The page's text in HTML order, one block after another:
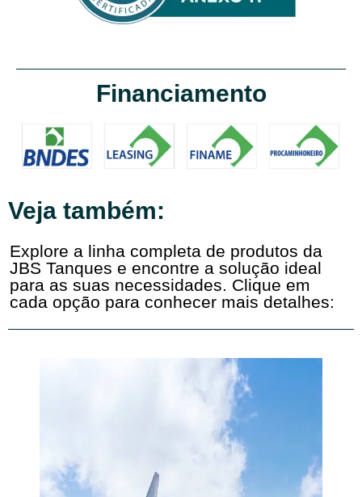
Financiamento
Veja também:
Explore a linha completa de produtos da
JBS Tanques e encontre a solução ideal
para as suas necessidades. Clique em
cada opção para conhecer mais detalhes: